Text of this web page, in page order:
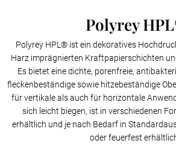
Polyrey
Polyrey HPL® ist ein dekoratives
Harz imprägnierten Kraftpapierschichten
Es bietet eine dichte, porenfreie,
fleckenbeständige sowie hitzebeständige
für vertikale als auch für horizontale
sich leicht biegen, ist in verschiedenen
erhältlich und je nach Bedarf in
oder feuerfest